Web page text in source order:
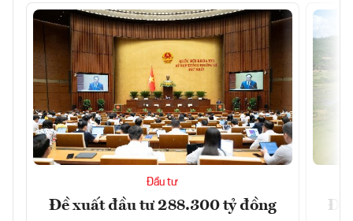
Đầu tư
Đề xuất đầu tư 288.300 tỷ đồng